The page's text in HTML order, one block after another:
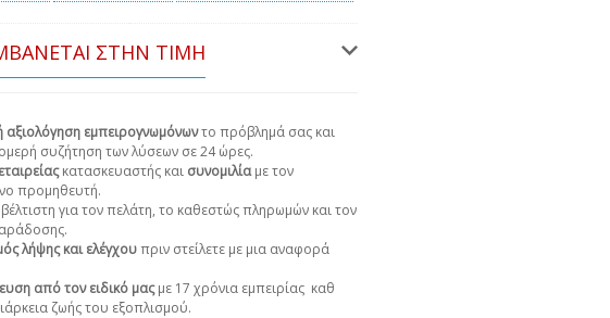
ΣΤΗΝ ΤΙΜΉ
αξιολόγηση εμπειρογνωμόνωντο πρόβλημά σας και
συζήτηση των λύσεων σε 24 ώρες.
κατασκευαστής και συνομιλίαμε τον
προμηθευτή.
βέλτιστη για τον πελάτη, το καθεστώς πληρωμών και τον
λήψης και ελέγχουπριν στείλετε με μια αναφορά
από τον ειδικό μαςμε 17 χρόνια εμπειρίας καθ
ζωής του εξοπλισμού.